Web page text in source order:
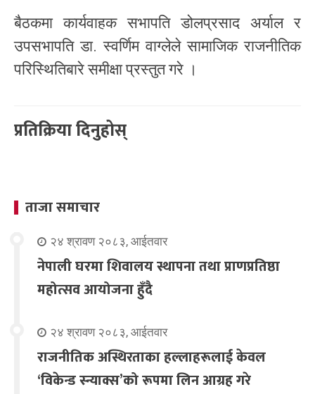
बैठकमा कार्यवाहक सभापति डोलप्रसाद अर्याल र
उपसभापति डा. स्वर्णिम वाग्लेले सामाजिक राजनीतिक
परिस्थितिबारे समीक्षा प्रस्तुत गरे ।
प्रतिक्रिया दिनुहोस्
ताजा समाचार
२४ श्रावण २०८३, आईतवार
नेपाली घरमा शिवालय स्थापना तथा प्राणप्रतिष्ठा
महोत्सव आयोजना हुँदै
२४ श्रावण २०८३, आईतवार
राजनीतिक अस्थिरताका हल्लाहरूलाई केवल
‘विकेन्ड स्न्याक्स’को रूपमा लिन आग्रह गरे